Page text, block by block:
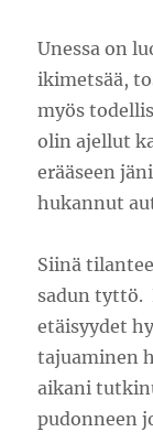
Unessa on
ikimetsää,
myös
olin ajellut
erääseen
hukannut
Siinä
sadun tyttö.
etäisyydet
tajuaminen
aikani
pudonneen